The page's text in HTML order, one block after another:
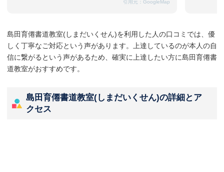
引用元：GoogleMap
島田育僊書道教室(しまだいくせん)を利用した人の口コミでは、優
しく丁寧なご対応という声があります。上達しているのが本人の自
信に繋がるという声があるため、確実に上達したい方に島田育僊書
道教室がおすすめです。
島田育僊書道教室(しまだいくせん)の詳細とア
クセス